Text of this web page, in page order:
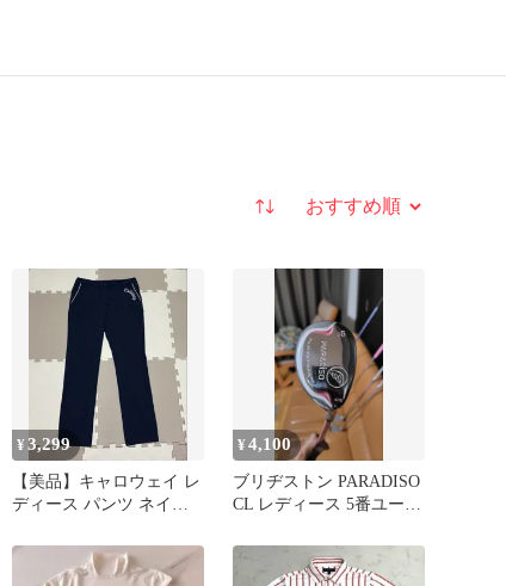
並び替え
¥3,299
【美品】キャロウェイ レ
ディース パンツ ネイビ
繍
¥4,100
ブリヂストン PARADISO
CL レディース 5番ユーテ